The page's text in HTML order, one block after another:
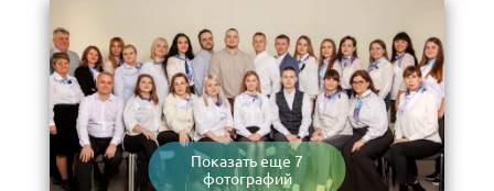
Показать еще 7
фотографий